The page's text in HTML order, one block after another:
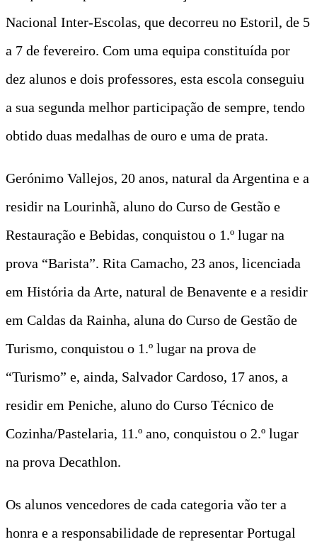
Nacional Inter-Escolas, que decorreu no Estoril, de 5
a 7 de fevereiro. Com uma equipa constituída por
dez alunos e dois professores, esta escola conseguiu
a sua segunda melhor participação de sempre, tendo
obtido duas medalhas de ouro e uma de prata.
Gerónimo Vallejos, 20 anos, natural da Argentina e a
residir na Lourinhã, aluno do Curso de Gestão e
Restauração e Bebidas, conquistou o 1.º lugar na
prova “Barista”. Rita Camacho, 23 anos, licenciada
em História da Arte, natural de Benavente e a residir
em Caldas da Rainha, aluna do Curso de Gestão de
Turismo, conquistou o 1.º lugar na prova de
“Turismo” e, ainda, Salvador Cardoso, 17 anos, a
residir em Peniche, aluno do Curso Técnico de
Cozinha/Pastelaria, 11.º ano, conquistou o 2.º lugar
na prova Decathlon.
Os alunos vencedores de cada categoria vão ter a
honra e a responsabilidade de representar Portugal